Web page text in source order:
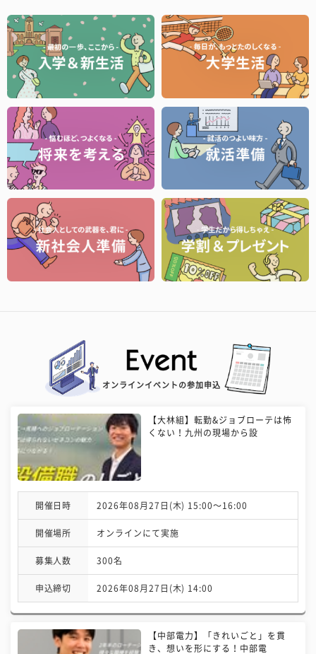
オンラインイベントの参加申込
【大林組】転勤&ジョブローテは怖
くない！九州の現場から設
開催日時 2026年08月27日(木) 15:00〜16:00
開催場所 オンラインにて実施
募集人数 300名
申込締切 2026年08月27日(木) 14:00
【中部電力】「きれいごと」を貫
き、想いを形にする！中部電